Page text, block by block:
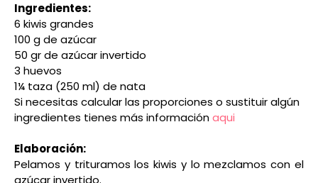
Ingredientes:
6 kiwis grandes
100 g de azúcar
50 gr de azúcar invertido
3 huevos
1¼ taza (250 ml) de nata
Si necesitas calcular las proporciones o sustituir algún
ingredientes tienes más informaciónaqui
Elaboración:
Pelamos y trituramos los kiwis y lo mezclamos con el
azúcar invertido.